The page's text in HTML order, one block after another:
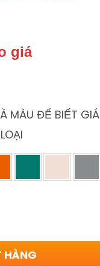
giá
MÀU ĐỂ BIẾT GIÁ
HÀNG